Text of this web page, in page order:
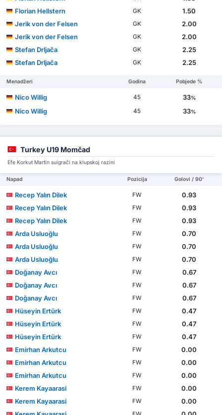
Florian Hellstern
GK
1.50
Jerik von der Felsen
GK
2.00
Jerik von der Felsen
GK
2.00
Stefan Drljača
GK
2.25
Stefan Drljača
GK 2.25
Menadžeri Godina Pobjede %
Nico Willig 45 33%
Nico Willig 45 33%
Turkey U19 Momčad
Efe Korkut Martin suigrači na klupskoj razini
Napad Pozicija Golovi / 90'
Recep Yalın Dilek FW
0.93
Recep Yalın Dilek
FW
0.93
Recep Yalın Dilek
FW
0.93
Arda Usluoğlu
FW
0.70
Arda Usluoğlu
FW
0.70
Arda Usluoğlu
FW
0.70
Doğanay Avcı
FW
0.67
Doğanay Avcı
FW
0.67
Doğanay Avcı
FW
0.67
Hüseyin Ertürk
FW
0.47
Hüseyin Ertürk
FW
0.47
Hüseyin Ertürk
FW
0.47
Emirhan Arkutcu
FW
0.00
Emirhan Arkutcu
FW
0.00
Emirhan Arkutcu
FW
0.00
Kerem Kayaarasi
FW
0.00
Kerem Kayaarasi
FW
0.00